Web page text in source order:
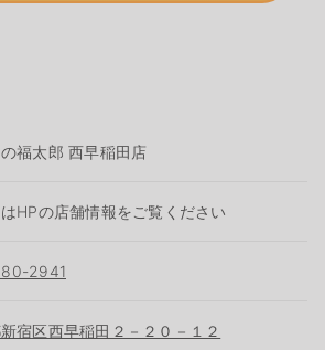
福太郎 西早稲田店
HPの店舗情報をご覧ください
2941
宿区西早稲田２－２０－１２